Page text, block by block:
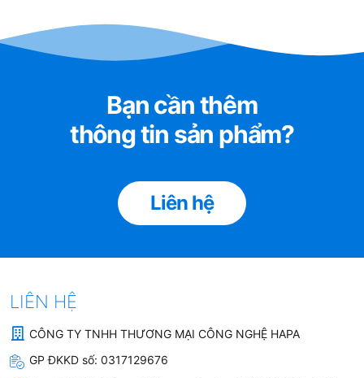
2. Cấu tạo và ứng dụng Lõi Lọc
CATION PARTEK cao cấp
- CẤU TẠO
Cấu tạo từ các loại hạt Resin Cation có chức
Bạn cần thêm
thông tin sản phẩm?
Liên hệ
LIÊN HỆ
CÔNG TY TNHH THƯƠNG MẠI CÔNG NGHỆ HAPA
GP ĐKKD số: 0317129676